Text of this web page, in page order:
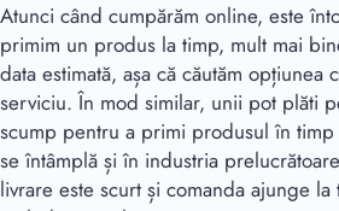
Atunci când cumpărăm online, este
primim un produs la timp, mult mai
data estimată, așa că căutăm opțiunea
serviciu. În mod similar, unii pot plăti
scump pentru a primi produsul în
se întâmplă și în industria
livrare este scurt și comanda ajunge